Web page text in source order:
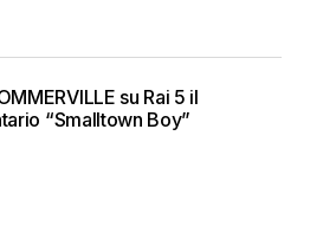
su Rai 5 il
“Smalltown Boy”